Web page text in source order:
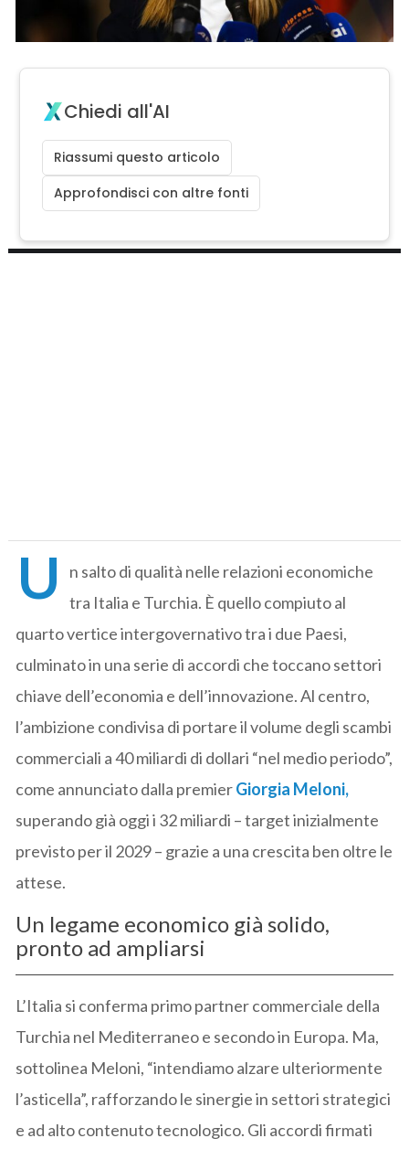
Chiedi all'AI
Riassumi questo articolo
Approfondisci con altre fonti
U
n salto di qualità nelle relazioni economiche
tra Italia e Turchia. È quello compiuto al
quarto vertice intergovernativo tra i due Paesi,
culminato in una serie di accordi che toccano settori
chiave dell’economia e dell’innovazione. Al centro,
l’ambizione condivisa di portare il volume degli scambi
commerciali a 40 miliardi di dollari “nel medio periodo”,
come annunciato dalla premierGiorgia Meloni,
superando già oggi i 32 miliardi – target inizialmente
previsto per il 2029 – grazie a una crescita ben oltre le
attese.
Un legame economico già solido,
pronto ad ampliarsi
L’Italia si conferma primo partner commerciale della
Turchia nel Mediterraneo e secondo in Europa. Ma,
sottolinea Meloni, “intendiamo alzare ulteriormente
l’asticella”, rafforzando le sinergie in settori strategici
e ad alto contenuto tecnologico. Gli accordi firmati